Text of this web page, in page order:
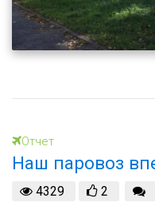
Отчет
Наш паровоз
4329 2